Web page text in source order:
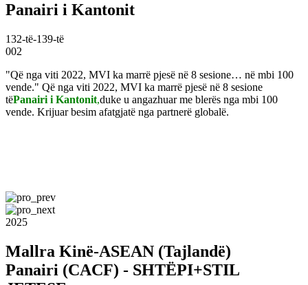
Panairi i Kantonit
132-të-139-të
002
"Që nga viti 2022, MVI ka marrë pjesë në 8 sesione… në mbi 100
vende." Që nga viti 2022, MVI ka marrë pjesë në 8 sesione
tëPanairi i Kantonit,duke u angazhuar me blerës nga mbi 100
vende. Krijuar besim afatgjatë nga partnerë globalë.
2025
Mallra Kinë-ASEAN (Tajlandë)
Panairi (CACF) - SHTËPI+STIL